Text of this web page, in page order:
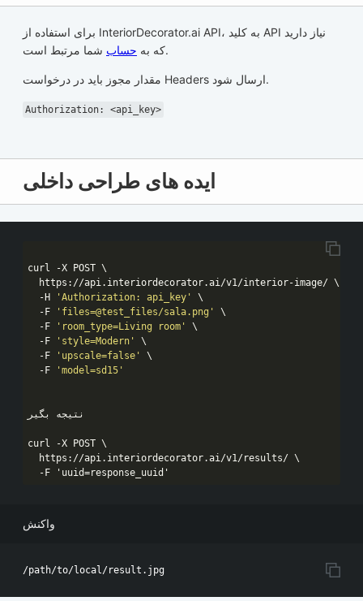
برای استفاده از InteriorDecorator.ai API، به کلید API نیاز دارید
که به حساب شما مرتبط است.
مقدار مجوز باید در درخواست Headers ارسال شود.
Authorization: <api_key>
ایده های طراحی داخلی
curl -X POST \
  https://api.interiordecorator.ai/v1/interior-image/ \
  -H
'Authorization: api_key'
\
  -F
'files=@test_files/sala.png'
\
  -F
'room_type=Living room'
\
  -F
'style=Modern'
\
  -F
'upscale=false'
\
  -F
'model=sd15'
نتیجه بگیر
curl -X POST \
  https://api.interiordecorator.ai/v1/results/ \
  -F
'uuid=response_uuid'
واکنش